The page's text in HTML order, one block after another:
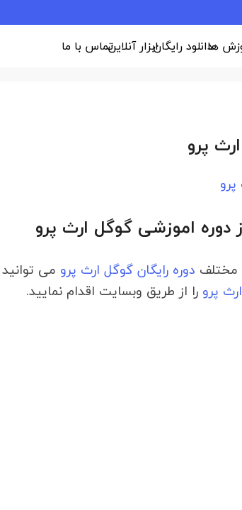
هادانلود رایگانابزار آنلاینتماس با ما
پرو
دوره اموزشی گوگل ارث پرو
مختلف دوره رایگان گوگل ارث پرو می
پرو را از طریق وبسایت اقدام نمایید.